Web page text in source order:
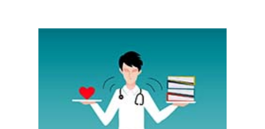
sans tabac, les Maisons du diabète
tabac : Fumer augmente le risque de
devenir diabétique. Si je fume et que
je suis diabétiqu...